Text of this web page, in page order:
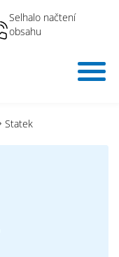
Selhalo načtení
obsahu
Statek